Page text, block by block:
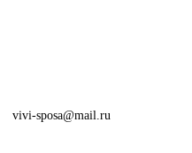
vivi-sposa@mail.ru